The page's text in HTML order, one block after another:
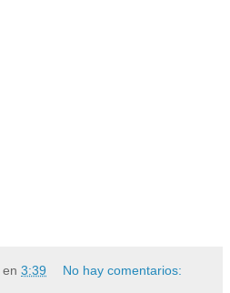
en 3:39 No hay comentarios: